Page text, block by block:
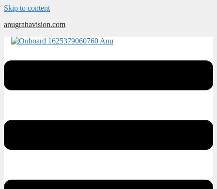
Skip to content
anugrahavision.com